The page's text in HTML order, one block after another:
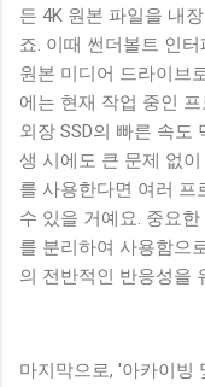
든 4K 원본 파일을 내
죠. 이때 썬더볼트 인
원본 미디어 드라이브
에는 현재 작업 중인
외장 SSD의 빠른 속도
생 시에도 큰 문제 없
를 사용한다면 여러 프
수 있을 거예요. 중요
를 분리하여 사용함으
의 전반적인 반응성을
마지막으로, '아카이빙